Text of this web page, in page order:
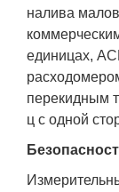
налива
единицах,
перекидным
ц с одной